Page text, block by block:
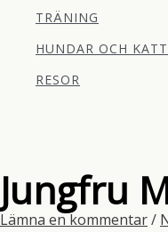
TRÄNING
HUNDAR OCH
RESOR
Jungfru
Lämna en kommentar/